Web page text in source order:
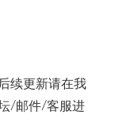
续更新请在我
/邮件/客服进